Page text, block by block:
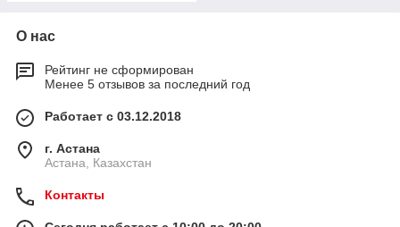
О нас
Рейтинг не сформирован
Менее 5 отзывов за последний год
Работает с 03.12.2018
г. Астана
Астана, Казахстан
Контакты